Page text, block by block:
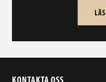
KONTAKTA OSS